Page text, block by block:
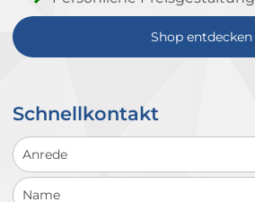
Shop entdecken
Schnellkontakt
Schnellkontakt